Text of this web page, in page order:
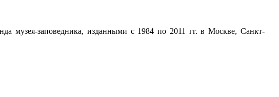
музея-заповедника, изданными с 1984 по 2011 гг. в Москве, Санкт-